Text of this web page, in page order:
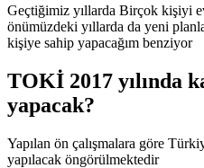
Geçtiğimiz yıllarda Birçok kişiyi
önümüzdeki yıllarda da yeni
kişiye sahip yapacağım benziyor
TOKİ 2017 yılında
yapacak?
Yapılan ön çalışmalara göre
yapılacak öngörülmektedir